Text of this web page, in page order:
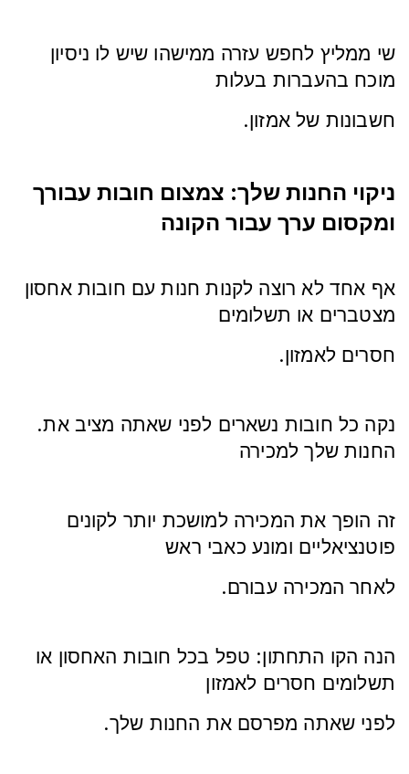
שי ממליץ לחפש עזרה ממישהו שיש לו ניסיון
מוכח בהעברות בעלות
.חשבונות של אמזון
ניקוי החנות שלך: צמצום חובות עבורך
ומקסום ערך עבור הקונה
אף אחד לא רוצה לקנות חנות עם חובות אחסון
מצטברים או תשלומים
.חסרים לאמזון
.נקה כל חובות נשארים לפני שאתה מציב את
החנות שלך למכירה
זה הופך את המכירה למושכת יותר לקונים
פוטנציאליים ומונע כאבי ראש
.לאחר המכירה עבורם
הנה הקו התחתון: טפל בכל חובות האחסון או
תשלומים חסרים לאמזון
.לפני שאתה מפרסם את החנות שלך